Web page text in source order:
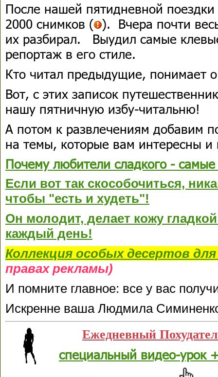
После нашей пятидневной
2000 снимков ( ). Вчера почти
их разбирал. Выудил самые
репортаж в его стиле.
Кто читал предыдущие,
Вот, с этих записок
нашу пятничную избу-читальню!
А потом к развлечениям добавим
на темы, которые вам интересны и
Почему любители сладкого - самые
Если вот так скособочиться,
чтобы "есть и худеть"!
Он молодит, делает кожу
каждый день!
Коллекция особых десертов
правах рекламы)
И помните главное: все у вас
Искренне ваша Людмила
Ежедневный
специальный видео-урок